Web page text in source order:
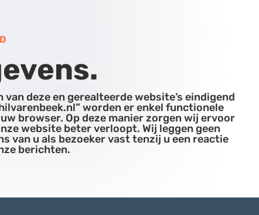
van deze en gerealteerde website’s eindigend
worden er enkel functionele
browser. Op deze manier zorgen wij ervoor
website beter verloopt. Wij leggen geen
van u als bezoeker vast tenzij u een reactie
berichten.